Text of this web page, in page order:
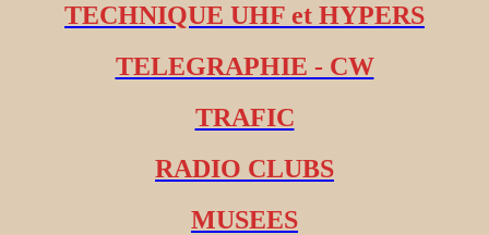
TECHNIQUE UHF et HYPERS
TELEGRAPHIE - CW
TRAFIC
RADIO CLUBS
MUSEES